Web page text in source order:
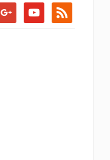
google youtube rss